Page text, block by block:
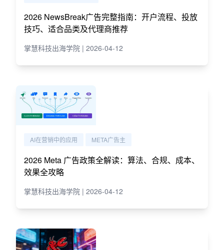
2026 NewsBreak广告完整指南：开户流程、投放
技巧、适合品类及代理商推荐
掌慧科技出海学院 | 2026-04-12
AI在营销中的应用 META广告主
2026 Meta 广告政策全解读：算法、合规、成本、
效果全攻略
掌慧科技出海学院 | 2026-04-12